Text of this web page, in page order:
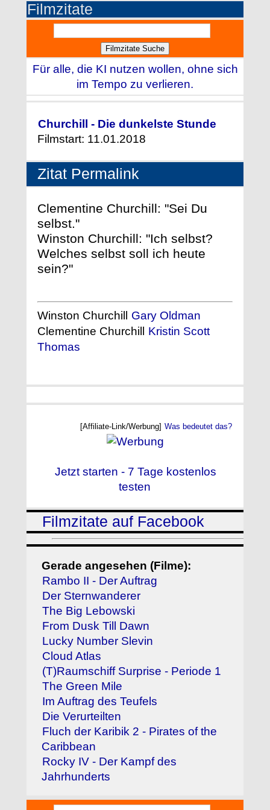
Filmzitate
Für alle, die KI nutzen wollen, ohne sich
im Tempo zu verlieren.
Churchill - Die dunkelste Stunde
Filmstart: 11.01.2018
Zitat Permalink
Clementine Churchill: "Sei Du
selbst."
Winston Churchill: "Ich selbst?
Welches selbst soll ich heute
sein?"
Winston Churchill Gary Oldman
Clementine Churchill Kristin Scott
Thomas
[Affiliate-Link/Werbung] Was bedeutet das?
Jetzt starten - 7 Tage kostenlos
testen
Filmzitate auf Facebook
Gerade angesehen (Filme):
Rambo II - Der Auftrag
Der Sternwanderer
The Big Lebowski
From Dusk Till Dawn
Lucky Number Slevin
Cloud Atlas
(T)Raumschiff Surprise - Periode 1
The Green Mile
Im Auftrag des Teufels
Die Verurteilten
Fluch der Karibik 2 - Pirates of the
Caribbean
Rocky IV - Der Kampf des
Jahrhunderts